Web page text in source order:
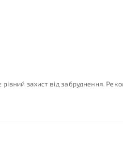
захист від забруднення.